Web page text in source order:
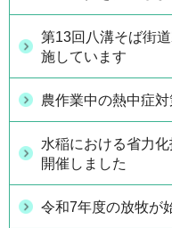
第13回八溝そば街
施しています
農作業中の熱中症
水稲における省力
開催しました
令和7年度の放牧が